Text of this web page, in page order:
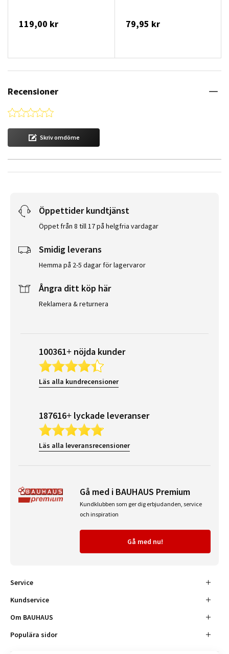
119,00 kr 79,95 kr
Recensioner
0.0 star rating
Skriv omdöme
Öppettider kundtjänst
Öppet från 8 till 17 på helgfria vardagar
Smidig leverans
Hemma på 2-5 dagar för lagervaror
Ångra ditt köp här
Reklamera & returnera
100361+ nöjda kunder
Läs alla kundrecensioner
187616+ lyckade leveranser
Läs alla leveransrecensioner
Gå med i BAUHAUS Premium
Kundklubben som ger dig erbjudanden, service
och inspiration
Gå med nu!
Service
Kundservice
Om BAUHAUS
Populära sidor